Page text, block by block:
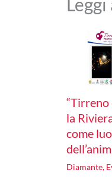
“Tirreno
la
come
Diamante,